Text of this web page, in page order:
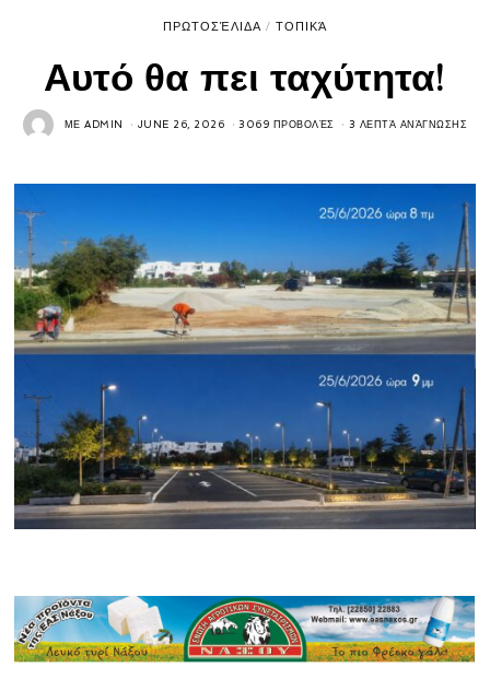
ΠΡΩΤΟΣΈΛΙΔΑ / ΤΟΠΙΚΆ
Αυτό θα πει ταχύτητα!
ΜΕADMIN JUNE 26, 2026 3069 ΠΡΟΒΟΛΈΣ 3 ΛΕΠΤΆ ΑΝΆΓΝΩΣΗΣ